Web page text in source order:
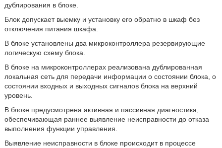
дублирования в блоке.
Блок допускает выемку и установку его обратно в шкаф без
отключения питания шкафа.
В блоке установлены два микроконтроллера резервирующие
логическую схему блока.
В блоке на микроконтроллерах реализована дублированная
локальная сеть для передачи информации о состоянии блока, о
состоянии входных и выходных сигналов блока на верхний
уровень.
В блоке предусмотрена активная и пассивная диагностика,
обеспечивающая раннее выявление неисправности до отказа
выполнения функции управления.
Выявление неисправности в блоке происходит в процессе